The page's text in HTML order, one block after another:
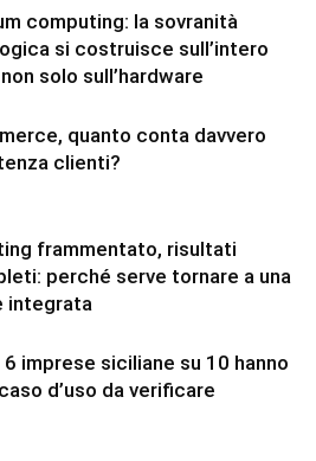
computing: la sovranità
si costruisce sull’intero
solo sull’hardware
quanto conta davvero
clienti?
frammentato, risultati
perché serve tornare a una
integrata
imprese siciliane su 10 hanno
d’uso da verificare